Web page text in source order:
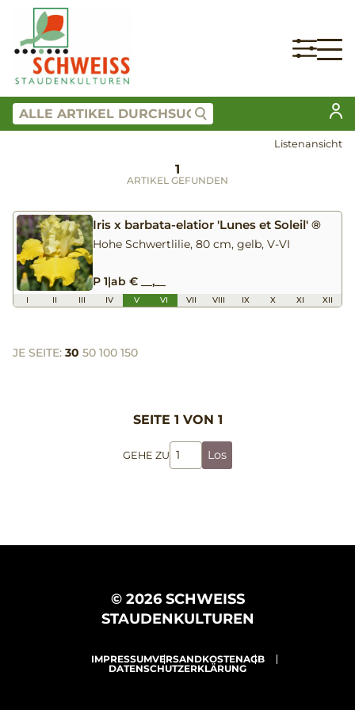
Listenansicht
1
ARTIKEL GEFUNDEN
Iris x barbata-elatior 'Lunes et Soleil' ®
Hohe Schwertlilie, 80 cm, gelb, V-VI
P 1|ab € __,__
I II III IV V VI VII VIII IX X XI XII
JE SEITE: 30 50 100 150
SEITE 1 VON 1
GEHE ZU Los
© 2026 SCHWEISS
STAUDENKULTUREN
IMPRESSUMVERSANDKOSTENAGB
DATENSCHUTZERKLÄRUNG